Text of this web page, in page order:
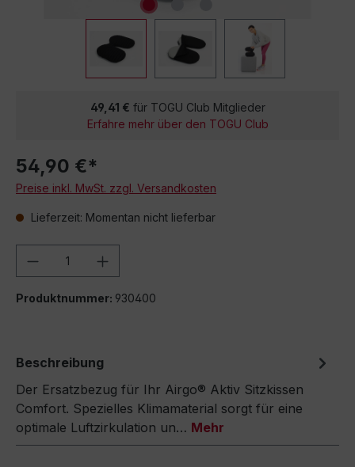
49,41 € für TOGU Club Mitglieder
Erfahre mehr über den TOGU Club
54,90 €*
Preise inkl. MwSt. zzgl. Versandkosten
Lieferzeit: Momentan nicht lieferbar
Produkt Anzahl: Gib den
Produktnummer: 930400
Beschreibung
Der Ersatzbezug für Ihr Airgo® Aktiv Sitzkissen
Comfort. Spezielles Klimamaterial sorgt für eine
optimale Luftzirkulation un… Mehr